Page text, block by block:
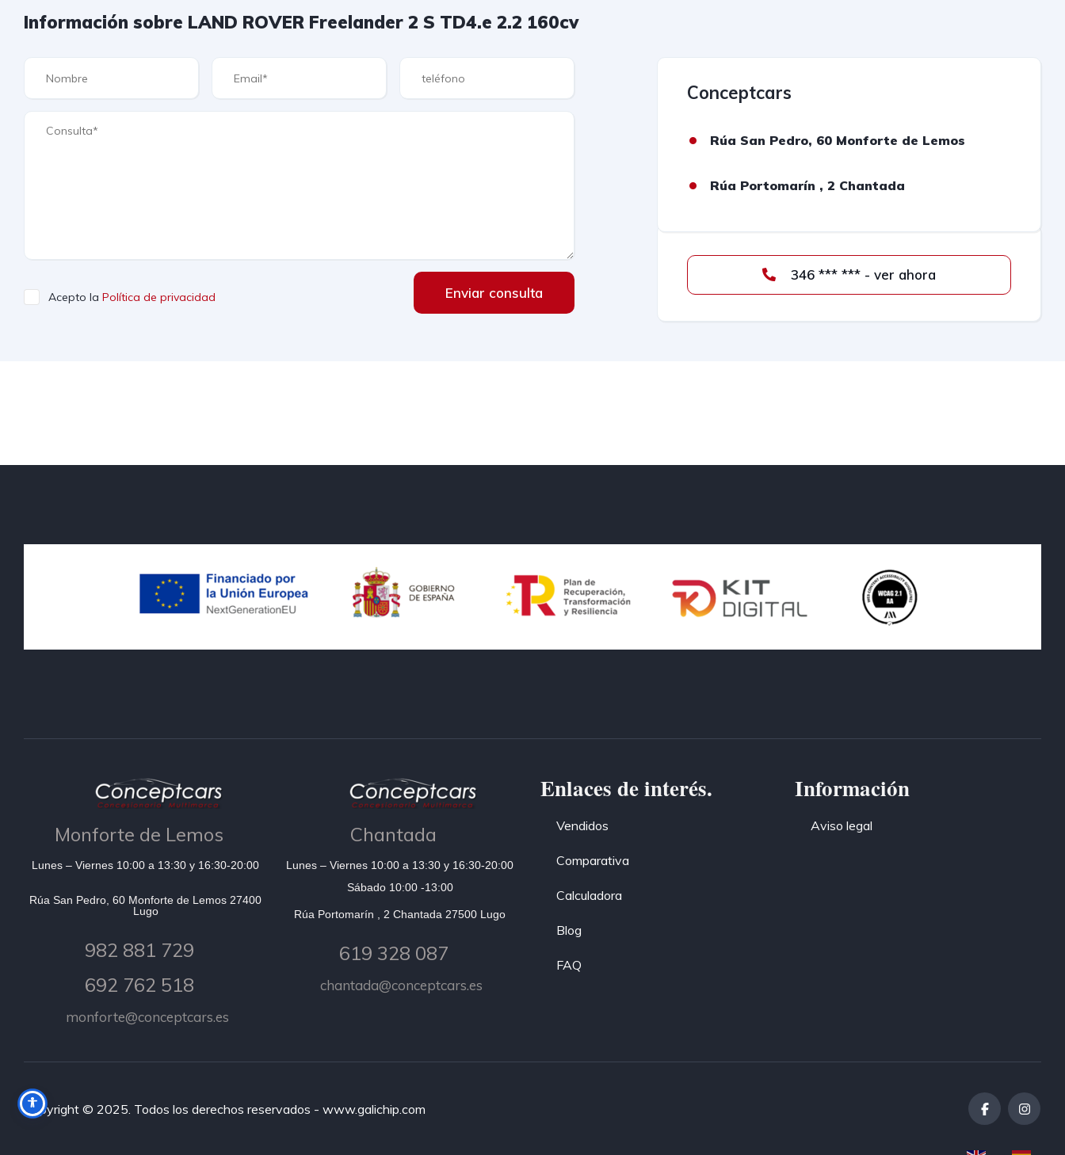
Información sobre LAND ROVER Freelander 2 S TD4.e 2.2 160cv
Acepto la Política de privacidad Enviar consulta
Conceptcars
Rúa San Pedro, 60 Monforte de Lemos
Rúa Portomarín , 2 Chantada
346 *** *** - ver ahora
Monforte de Lemos
Lunes – Viernes 10:00 a 13:30 y 16:30-20:00
Rúa San Pedro, 60 Monforte de Lemos 27400
Lugo
982 881 729
692 762 518
monforte@conceptcars.es
Chantada
Lunes – Viernes 10:00 a 13:30 y 16:30-20:00
Sábado 10:00 -13:00
Rúa Portomarín , 2 Chantada 27500 Lugo
619 328 087
chantada@conceptcars.es
Enlaces de interés.
Vendidos
Comparativa
Calculadora
Blog
FAQ
Información
Aviso legal
Copyright © 2025. Todos los derechos reservados - www.galichip.com